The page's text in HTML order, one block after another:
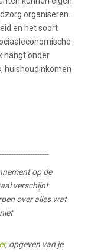
organiseren.
en het soort
hangt onder
huishoudinkomen
op de
verschijnt
over alles wat
, opgeven van je